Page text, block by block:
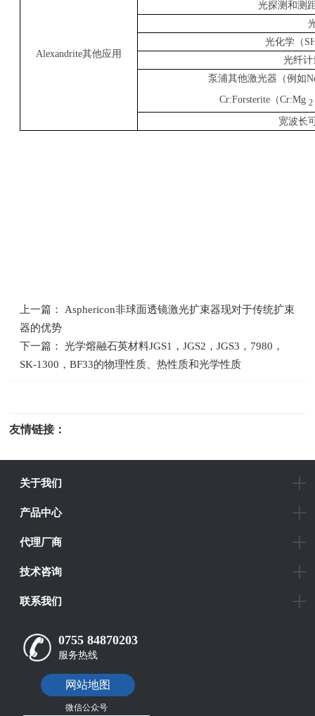
Alexandrite其他应用
光探测和测
光化学（
光纤
泵浦其他激光器（例如
Cr:Forsterite（Cr:Mg 2
宽波长
上一篇： Asphericon非球面透镜激光扩束器现对于传统扩束
器的优势
下一篇： 光学熔融石英材料JGS1，JGS2，JGS3，7980，
SK-1300，BF33的物理性质、热性质和光学性质
友情链接：
关于我们
产品中心
代理厂商
技术咨询
联系我们
0755 84870203
服务热线
网站地图
微信公众号